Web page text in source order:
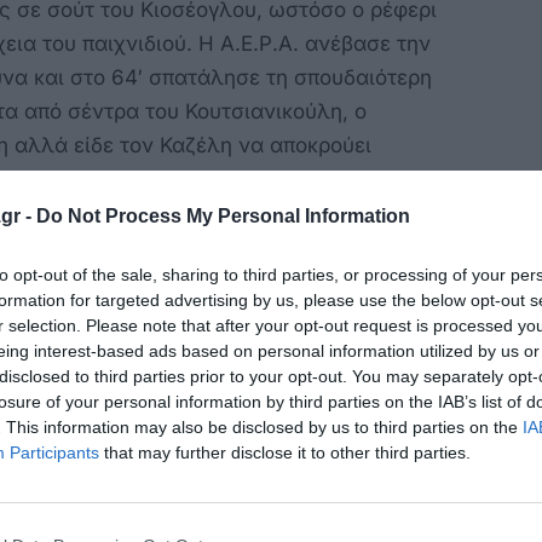
- Do Not Process My Personal Information
opt-out of the sale, sharing to third parties, or processing of your
for targeted advertising by us, please use the below opt-out
selection. Please note that after your opt-out request is processed
interest-based ads based on personal information utilized by us
to third parties prior to your opt-out. You may separately
of your personal information by third parties on the IAB’s list of
This information may also be disclosed by us to third parties on the
Participants that may further disclose it to other third parties.
σε σούτ του Κιοσέογλου, ωστόσο ο ρέφερι
του παιχνιδιού. Η Α.Ε.Ρ.Α. ανέβασε την
και στο 64′ σπατάλησε τη σπουδαιότερη
από σέντρα του Κουτσιανικούλη, ο
αλλά είδε τον Καζέλη να αποκρούει
Δύο λεπτά αργότερα, πολύ μεγάλη
μετά από παράλληλο γύρισμα του
τη μπάλα πρό του Σουλάι αλλά το
το αριστερό κάθετο δοκάρι του Καπούταγλη.
διάρκειας του παιχνιδιού, στο 86′ οι
καθώς ο Χατζηβασίλης
κάρτα του ρέφερι Κωσταγιάννη έπειτα από
λόγω του ότι άνοιξε διάλογο με την
και έπειτα να εκμεταλλευτούν το γεγονός